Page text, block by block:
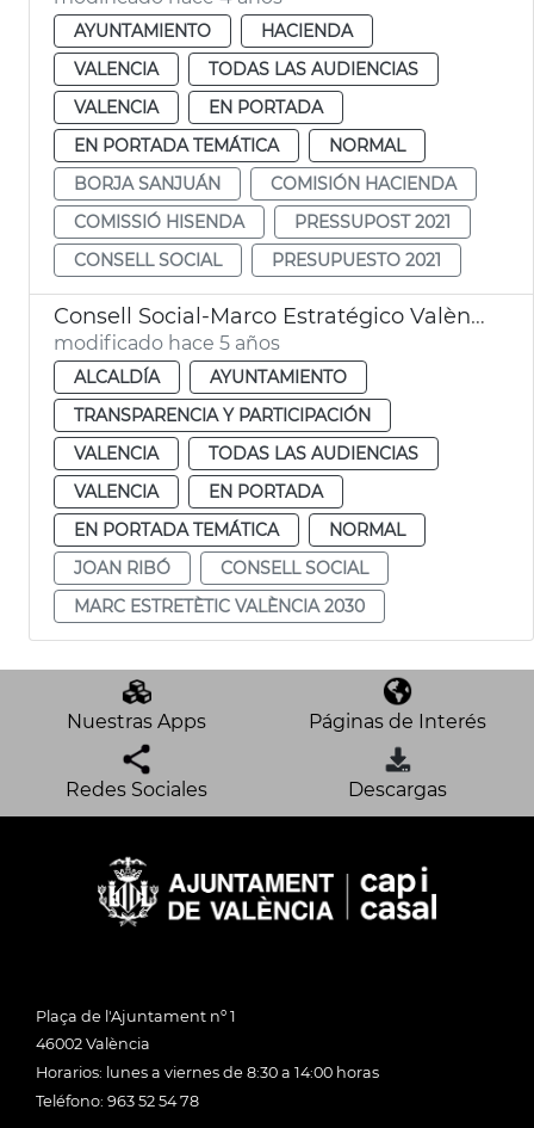
AYUNTAMIENTO
HACIENDA
VALENCIA
TODAS LAS AUDIENCIAS
VALENCIA
EN PORTADA
EN PORTADA TEMÁTICA
NORMAL
BORJA SANJUÁN
COMISIÓN HACIENDA
COMISSIÓ HISENDA
PRESSUPOST 2021
CONSELL SOCIAL
PRESUPUESTO 2021
Consell Social-Marco Estratégico València 2030
modificado hace 5 años
ALCALDÍA
AYUNTAMIENTO
TRANSPARENCIA Y PARTICIPACIÓN
VALENCIA
TODAS LAS AUDIENCIAS
VALENCIA
EN PORTADA
EN PORTADA TEMÁTICA
NORMAL
JOAN RIBÓ
CONSELL SOCIAL
MARC ESTRETÈTIC VALÈNCIA 2030
Nuestras Apps Páginas de Interés
Redes Sociales Descargas
Plaça de l'Ajuntament nº 1
46002 València
Horarios: lunes a viernes de 8:30 a 14:00 horas
Teléfono: 963 52 54 78